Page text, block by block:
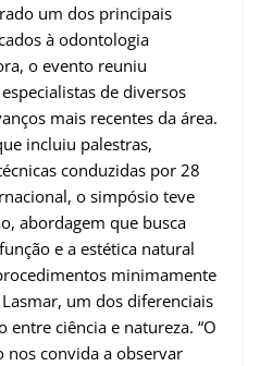
um dos principais
à odontologia
o evento reuniu
de diversos
mais recentes da área.
incluiu palestras,
conduzidas por 28
o simpósio teve
abordagem que busca
e a estética natural
minimamente
um dos diferenciais
ciência e natureza. “O
nos convida a observar